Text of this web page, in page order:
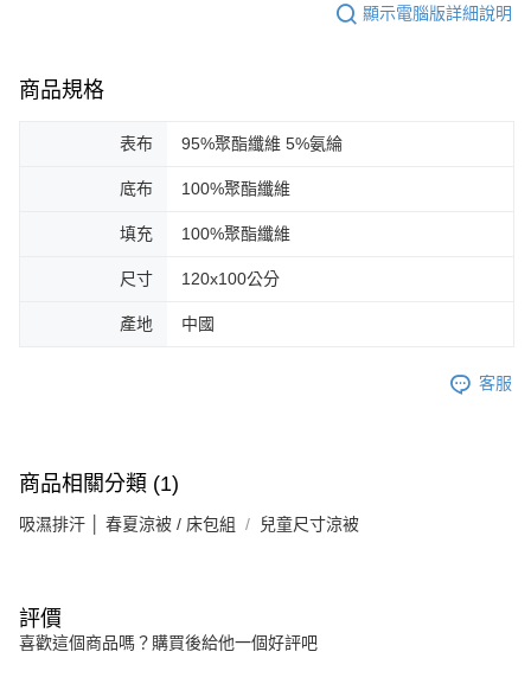
顯示電腦版詳細說明
商品規格
表布 95%聚酯纖維 5%氨綸
底布 100%聚酯纖維
填充 100%聚酯纖維
尺寸 120x100公分
產地 中國
客服
商品相關分類 (1)
吸濕排汗 │ 春夏涼被 / 床包組 兒童尺寸涼被
評價
喜歡這個商品嗎？購買後給他一個好評吧